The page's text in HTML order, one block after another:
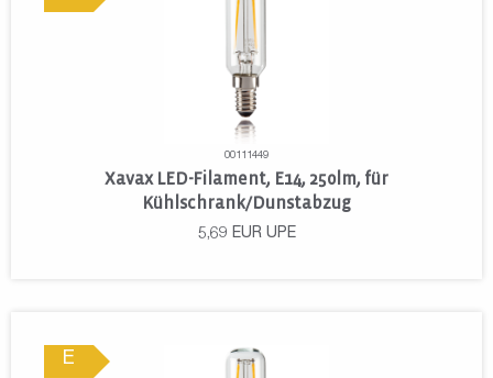
00111449
Xavax LED-Filament, E14, 250lm, für
Kühlschrank/Dunstabzug
5,69 EUR UPE
E